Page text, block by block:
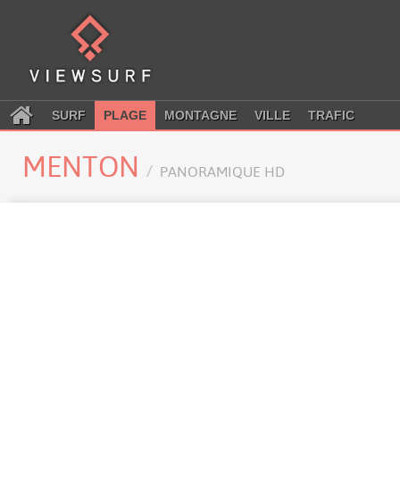
SURF PLAGE MONTAGNE VILLE TRAFIC
MENTON PANORAMIQUE HD